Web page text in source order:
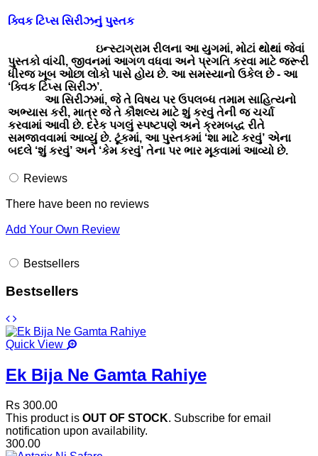
ક્વિક ટિપ્સ સિરીઝનું પુસ્તક
ઇન્સ્ટાગ્રામ રીલના આ યુગમાં, મોટાં થોથાં જેવાં
પુસ્તકો વાંચી, જીવનમાં આગળ વધવા અને પ્રગતિ કરવા માટે જરૂરી
ધીરજ ખૂબ ઓછા લોકો પાસે હોય છે. આ સમસ્યાનો ઉકેલ છે - આ
‘ક્વિક ટિપ્સ સિરીઝ’.
આ સિરીઝમાં, જે તે વિષય પર ઉપલબ્ધ તમામ સાહિત્યનો
અભ્યાસ કરી, માત્ર જે તે કૌશલ્ય માટે શું કરવું તેની જ ચર્ચા
કરવામાં આવી છે. દરેક પગલું સ્પષ્ટપણે અને ક્રમબદ્ધ રીતે
સમજાવવામાં આવ્યું છે. ટૂંકમાં, આ પુસ્તકમાં ‘શા માટે કરવું’ એના
બદલે ‘શું કરવું’ અને ‘કેમ કરવું’ તેના પર ભાર મૂકવામાં આવ્યો છે.
Reviews
There have been no reviews
Add Your Own Review
Bestsellers
Bestsellers
Quick View
Ek Bija Ne Gamta Rahiye
Rs 300.00
This product is OUT OF STOCK. Subscribe for email
notification upon availability.
300.00